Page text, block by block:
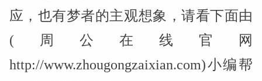
应，也有梦者的主观想象，请看下面由
(周公在线官网
http://www.zhougongzaixian.com)小编帮